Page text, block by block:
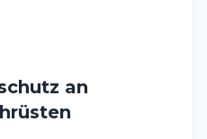
an